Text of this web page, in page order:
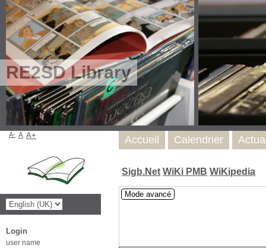
RE2SD Library
Sigb.Net WiKi PMB WiKipedia
Mode avancé
Accueil Calendrier
A- A A+
Login
user name